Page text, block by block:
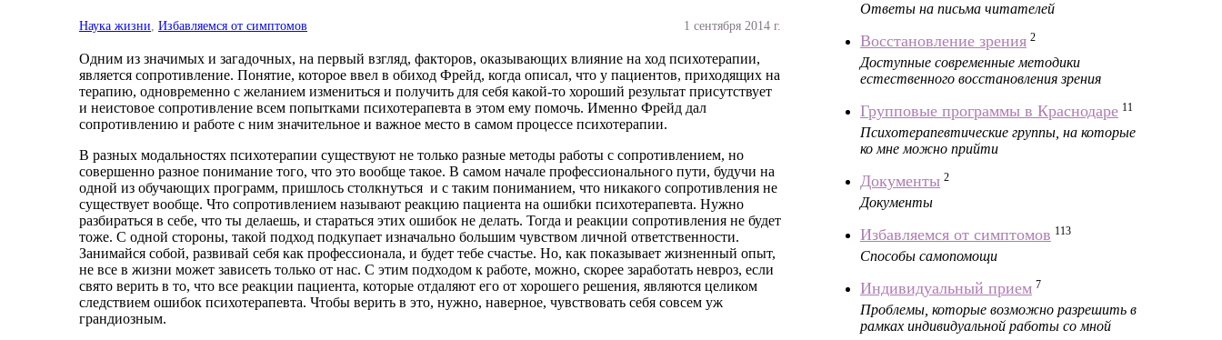
Наука жизни Избавляемся от симптомов 1 сентября 2014 г.
Одним из значимых и загадочных, на первый взгляд, факторов, оказывающих влияние на ход психотерапии,
является сопротивление. Понятие, которое ввел в обиход Фрейд, когда описал, что у пациентов, приходящих на
терапию, одновременно с желанием измениться и получить для себя какой-то хороший результат присутствует
и неистовое сопротивление всем попытками психотерапевта в этом ему помочь. Именно Фрейд дал
сопротивлению и работе с ним значительное и важное место в самом процессе психотерапии.
В разных модальностях психотерапии существуют не только разные методы работы с сопротивлением, но
совершенно разное понимание того, что это вообще такое. В самом начале профессионального пути, будучи на
одной из обучающих программ, пришлось столкнуться и с таким пониманием, что никакого сопротивления не
существует вообще. Что сопротивлением называют реакцию пациента на ошибки психотерапевта. Нужно
разбираться в себе, что ты делаешь, и стараться этих ошибок не делать. Тогда и реакции сопротивления не будет
тоже. С одной стороны, такой подход подкупает изначально большим чувством личной ответственности.
Занимайся собой, развивай себя как профессионала, и будет тебе счастье. Но, как показывает жизненный опыт,
не все в жизни может зависеть только от нас. С этим подходом к работе, можно, скорее заработать невроз, если
свято верить в то, что все реакции пациента, которые отдаляют его от хорошего решения, являются целиком
следствием ошибок психотерапевта. Чтобы верить в это, нужно, наверное, чувствовать себя совсем уж
грандиозным.
Ответы на письма читателей
Восстановление зрения 2
Доступные современные методики
естественного восстановления зрения
Групповые программы в Краснодаре 11
Психотерапевтические группы, на которые
ко мне можно прийти
Документы 2
Документы
Избавляемся от симптомов 113
Способы самопомощи
Индивидуальный прием 7
Проблемы, которые возможно разрешить в
рамках индивидуальной работы со мной